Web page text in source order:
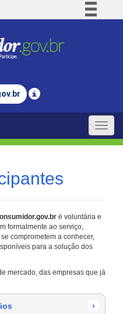
Comunica BR
Legislação
Toggle
é voluntária e
formalmente ao serviço,
comprometem a conhecer,
para a solução dos
mercado, das empresas que já
›